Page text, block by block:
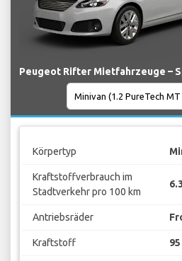
Peugeot Rifter Mietfahrzeuge –
Körpertyp
Kraftstoffverbrauch im
Stadtverkehr pro 100 km
Antriebsräder
Kraftstoff 95